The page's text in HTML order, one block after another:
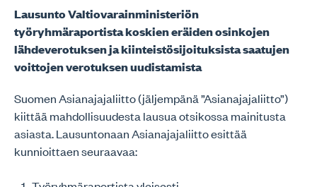
Lausunto Valtiovarainministeriön
työryhmäraportista koskien eräiden osinkojen
lähdeverotuksen ja kiinteistösijoituksista saatujen
voittojen verotuksen uudistamista
Suomen Asianajajaliitto (jäljempänä ”Asianajajaliitto”)
kiittää mahdollisuudesta lausua otsikossa mainitusta
asiasta. Lausuntonaan Asianajajaliitto esittää
kunnioittaen seuraavaa: